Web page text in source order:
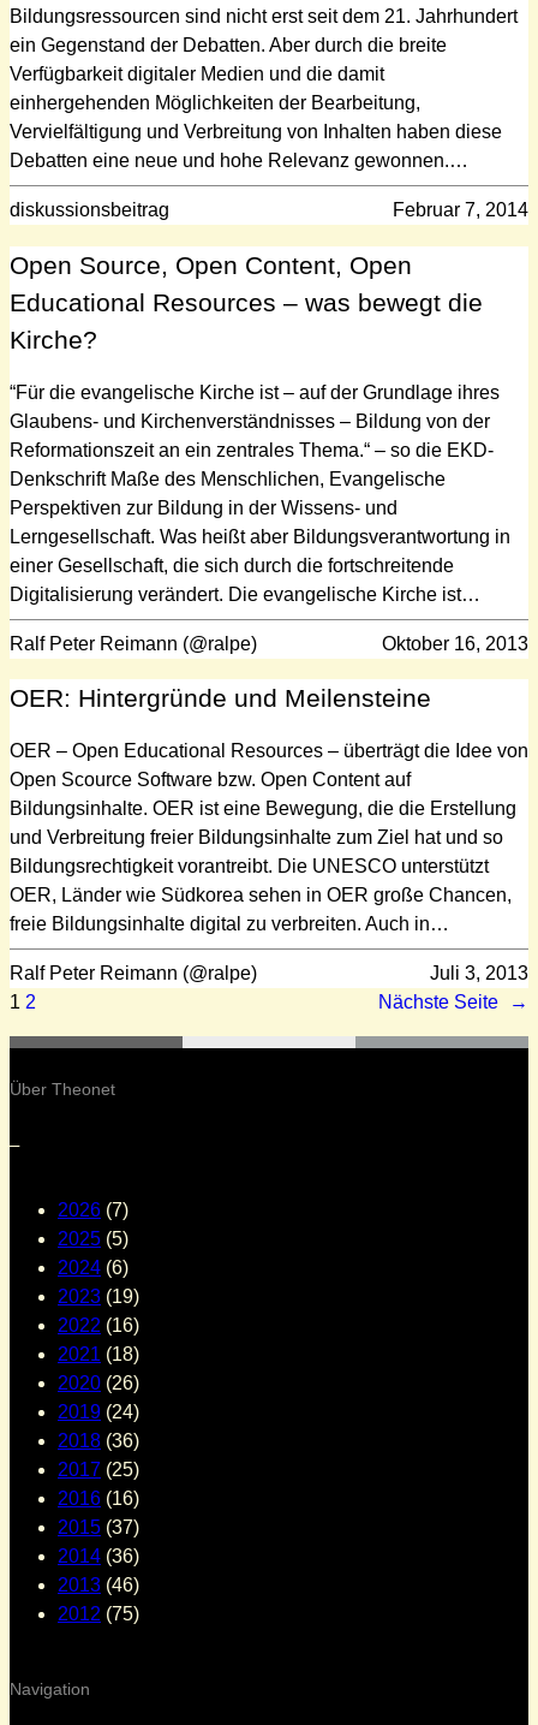
Bildungsressourcen sind nicht erst seit dem 21. Jahrhundert
ein Gegenstand der Debatten. Aber durch die breite
Verfügbarkeit digitaler Medien und die damit
einhergehenden Möglichkeiten der Bearbeitung,
Vervielfältigung und Verbreitung von Inhalten haben diese
Debatten eine neue und hohe Relevanz gewonnen.…
diskussionsbeitrag Februar 7, 2014
Open Source, Open Content, Open
Educational Resources – was bewegt die
Kirche?
“Für die evangelische Kirche ist – auf der Grundlage ihres
Glaubens- und Kirchenverständnisses – Bildung von der
Reformationszeit an ein zentrales Thema.“ – so die EKD-
Denkschrift Maße des Menschlichen, Evangelische
Perspektiven zur Bildung in der Wissens- und
Lerngesellschaft. Was heißt aber Bildungsverantwortung in
einer Gesellschaft, die sich durch die fortschreitende
Digitalisierung verändert. Die evangelische Kirche ist…
Ralf Peter Reimann (@ralpe) Oktober 16, 2013
OER: Hintergründe und Meilensteine
OER – Open Educational Resources – überträgt die Idee von
Open Scource Software bzw. Open Content auf
Bildungsinhalte. OER ist eine Bewegung, die die Erstellung
und Verbreitung freier Bildungsinhalte zum Ziel hat und so
Bildungsrechtigkeit vorantreibt. Die UNESCO unterstützt
OER, Länder wie Südkorea sehen in OER große Chancen,
freie Bildungsinhalte digital zu verbreiten. Auch in…
Ralf Peter Reimann (@ralpe)
Juli 3, 2013
1 2 Nächste Seite →
Über Theonet
–
2026 (7)
2025 (5)
2024 (6)
2023 (19)
2022 (16)
2021 (18)
2020 (26)
2019 (24)
2018 (36)
2017 (25)
2016 (16)
2015 (37)
2014 (36)
2013 (46)
2012 (75)
Navigation